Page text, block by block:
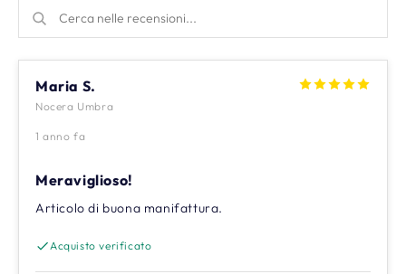
Maria S.
Nocera Umbra
1 anno fa
Meraviglioso!
Articolo di buona manifattura.
Acquisto verificato